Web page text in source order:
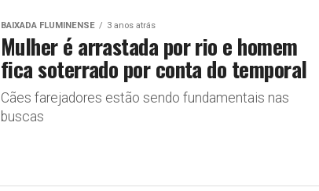
BAIXADA FLUMINENSE 3 anos atrás
Mulher é arrastada por rio e homem
fica soterrado por conta do temporal
Cães farejadores estão sendo fundamentais nas
buscas